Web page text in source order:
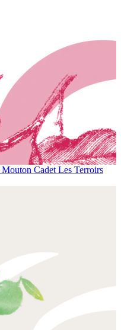
Mouton Cadet Les Terroirs